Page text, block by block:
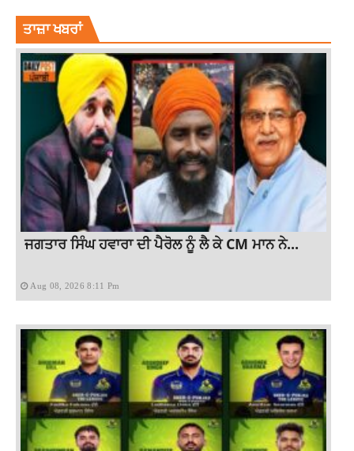
ਤਾਜ਼ਾ ਖਬਰਾਂ
ਜਗਤਾਰ ਸਿੰਘ ਹਵਾਰਾ ਦੀ ਪੈਰੋਲ ਨੂੰ ਲੈ ਕੇ CM ਮਾਨ ਨੇ...
Aug 08, 2026 8:11 Pm